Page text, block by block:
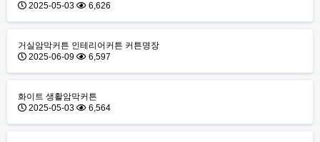
2025-05-03
6,626
거실암막커튼 인테리어커튼 커튼명장
2025-06-09
6,597
화이트 생활암막커튼
2025-05-03
6,564